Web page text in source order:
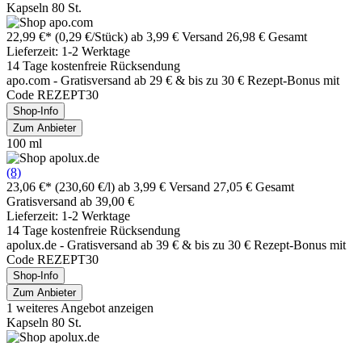
Kapseln 80 St.
22,99 €* (0,29 €/Stück) ab 3,99 € Versand 26,98 € Gesamt
Lieferzeit: 1-2 Werktage
14 Tage kostenfreie Rücksendung
apo.com - Gratisversand ab 29 € & bis zu 30 € Rezept-Bonus mit
Code REZEPT30
Shop-Info
Zum Anbieter
100 ml
(8)
23,06 €* (230,60 €/l) ab 3,99 € Versand 27,05 € Gesamt
Gratisversand ab 39,00 €
Lieferzeit: 1-2 Werktage
14 Tage kostenfreie Rücksendung
apolux.de - Gratisversand ab 39 € & bis zu 30 € Rezept-Bonus mit
Code REZEPT30
Shop-Info
Zum Anbieter
1 weiteres Angebot anzeigen
Kapseln 80 St.